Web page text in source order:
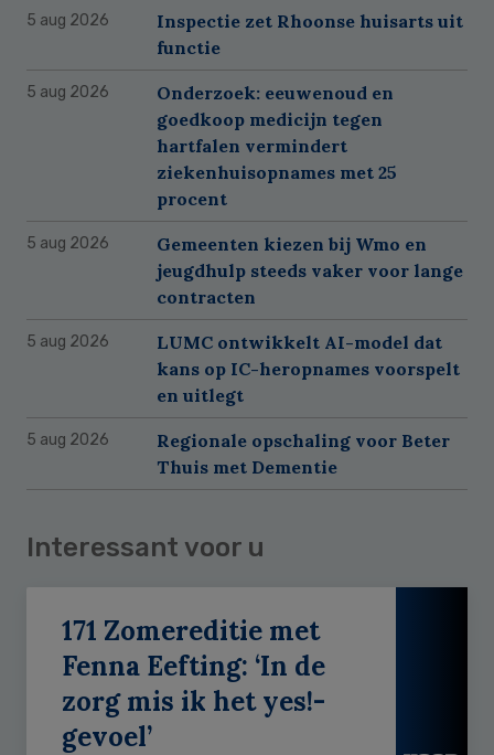
5 aug 2026
Inspectie zet Rhoonse huisarts uit
functie
5 aug 2026
Onderzoek: eeuwenoud en
goedkoop medicijn tegen
hartfalen vermindert
ziekenhuisopnames met 25
procent
5 aug 2026
Gemeenten kiezen bij Wmo en
jeugdhulp steeds vaker voor lange
contracten
5 aug 2026
LUMC ontwikkelt AI-model dat
kans op IC-heropnames voorspelt
en uitlegt
5 aug 2026
Regionale opschaling voor Beter
Thuis met Dementie
Interessant voor u
171 Zomereditie met
Fenna Eefting: ‘In de
zorg mis ik het yes!-
gevoel’